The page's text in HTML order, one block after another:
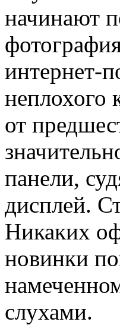
начинают
интернет-
неплохого
от
панели,
дисплей.
Никаких
новинки
слухами.